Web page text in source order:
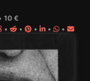
10 €
• • • • •